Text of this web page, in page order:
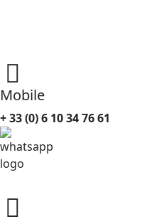
Mobile
+ 33 (0) 6 10 34 76 61